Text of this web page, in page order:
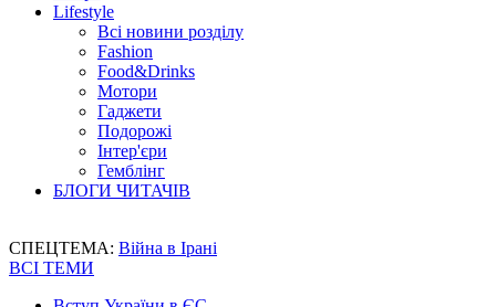
Lifestyle
Всі новини розділу
Fashion
Food&Drinks
Мотори
Гаджети
Подорожі
Інтер'єри
Гемблінг
БЛОГИ ЧИТАЧІВ
СПЕЦТЕМА: Війна в Ірані
ВСІ ТЕМИ